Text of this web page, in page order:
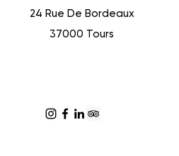
24 Rue De Bordeaux
37000 Tours